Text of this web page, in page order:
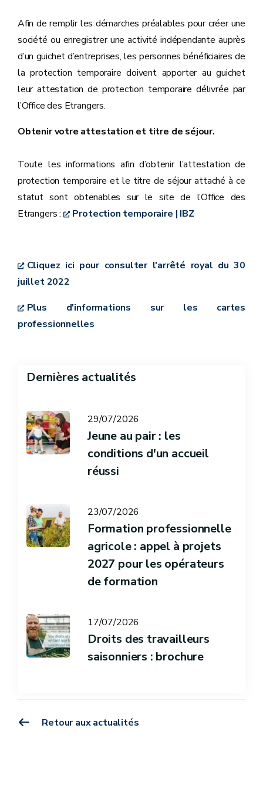
Afin de remplir les démarches préalables pour créer une
société ou enregistrer une activité indépendante auprès
d’un guichet d’entreprises, les personnes bénéficiaires de
la protection temporaire doivent apporter au guichet
leur attestation de protection temporaire délivrée par
l’Office des Etrangers.
Obtenir votre attestation et titre de séjour.
Toute les informations afin d’obtenir l’attestation de
protection temporaire et le titre de séjour attaché à ce
statut sont obtenables sur le site de l’Office des
Etrangers :
Protection temporaire | IBZ
Cliquez ici pour consulter l'arrêté royal du 30
juillet 2022
Plus d'informations sur les cartes
professionnelles
Retour aux actualités
Dernières actualités
29/07/2026
Jeune au pair : les
conditions d'un accueil
réussi
23/07/2026
Formation professionnelle
agricole : appel à projets
2027 pour les opérateurs
de formation
17/07/2026
Droits des travailleurs
saisonniers : brochure